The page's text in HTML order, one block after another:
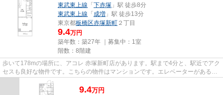
東武東上線 「 下赤塚 」駅 徒歩8分
東武東上線 「 成増 」駅 徒歩13分
東京都板橋区赤塚新町 ２丁目
9.4万円
築年数：築27年 ｜募集中： 1室
階数：8階建
歩いて178mの場所に、アコレ 赤塚新町店があります。駅まで4分と、駅近でアク
セスも良好な物件です。こちらの物件はマンションです。エレベーターがある物
件です。地域に強い当社だか...
9.4万円